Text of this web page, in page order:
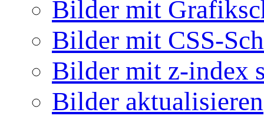
Bilder mit
Bilder mit CSS-
Bilder mit z-index
Bilder aktualisieren